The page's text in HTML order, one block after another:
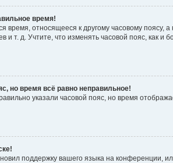
время!
время, относящееся к другому часовому поясу,
и т. д. Учтите, что изменять часовой пояс, как
но время всё равно неправильное!
указали часовой пояс, но время
поддержку вашего языка на конференции,